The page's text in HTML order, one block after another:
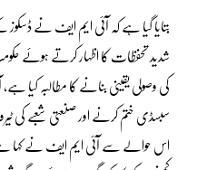
شدید تحفظات کا اظہار کرتے ہوئے
کی وصولی یقینی بنانے کا مطالبہ
سبسڈی ختم کرنے اور صنعتی شعبے کی